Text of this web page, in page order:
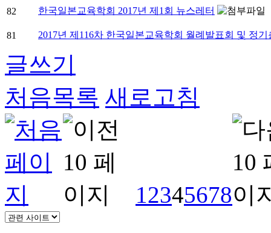
82 한국일본교육학회 2017년 제1회 뉴스레터
81 2017년 제116차 한국일본교육학회 월례발표회 및 정
글쓰기
처음목록 새로고침
12345678